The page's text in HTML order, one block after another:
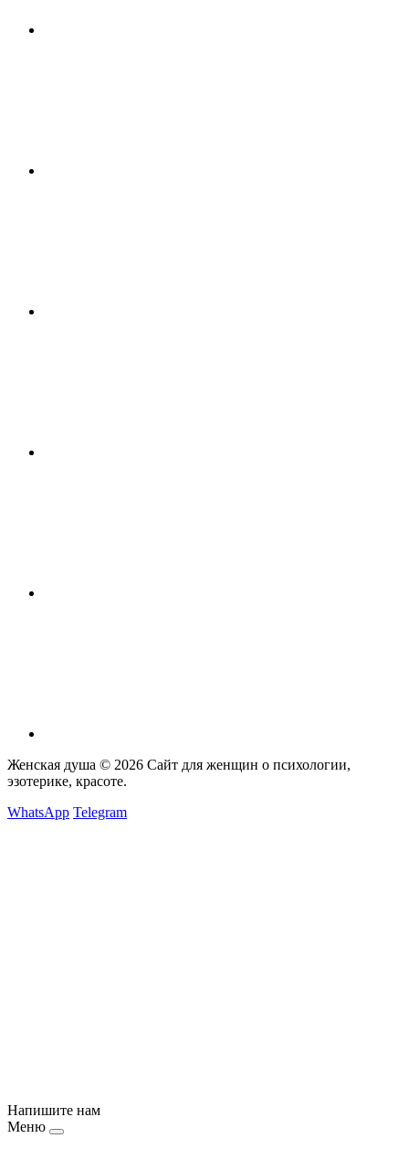
Женская душа © 2026 Сайт для женщин о психологии,
эзотерике, красоте.
WhatsApp Telegram
Напишите нам
Меню